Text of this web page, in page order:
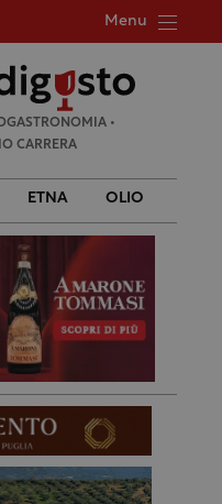
Menu
•
CARRERA
ETNA OLIO